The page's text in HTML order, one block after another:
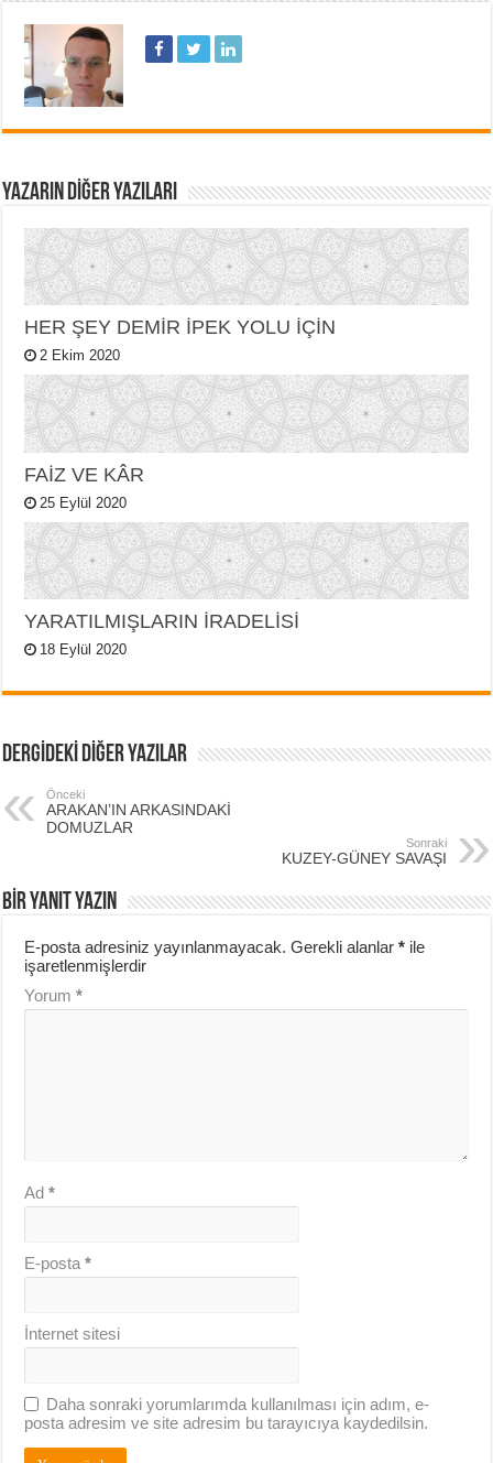
YAZARIN DIĞER YAZILARI
HER ŞEY DEMİR İPEK YOLU İÇİN
2 Ekim 2020
FAİZ VE KÂR
25 Eylül 2020
YARATILMIŞLARIN İRADELİSİ
18 Eylül 2020
DERGİDEKİ DİĞER YAZILAR
Önceki
ARAKAN’IN ARKASINDAKİ
DOMUZLAR
Sonraki
KUZEY-GÜNEY SAVAŞI
BIR YANIT YAZIN
E-posta adresiniz yayınlanmayacak. Gerekli alanlar* ile
işaretlenmişlerdir
Yorum*
Ad*
E-posta*
İnternet sitesi
Daha sonraki yorumlarımda kullanılması için adım, e-
posta adresim ve site adresim bu tarayıcıya kaydedilsin.